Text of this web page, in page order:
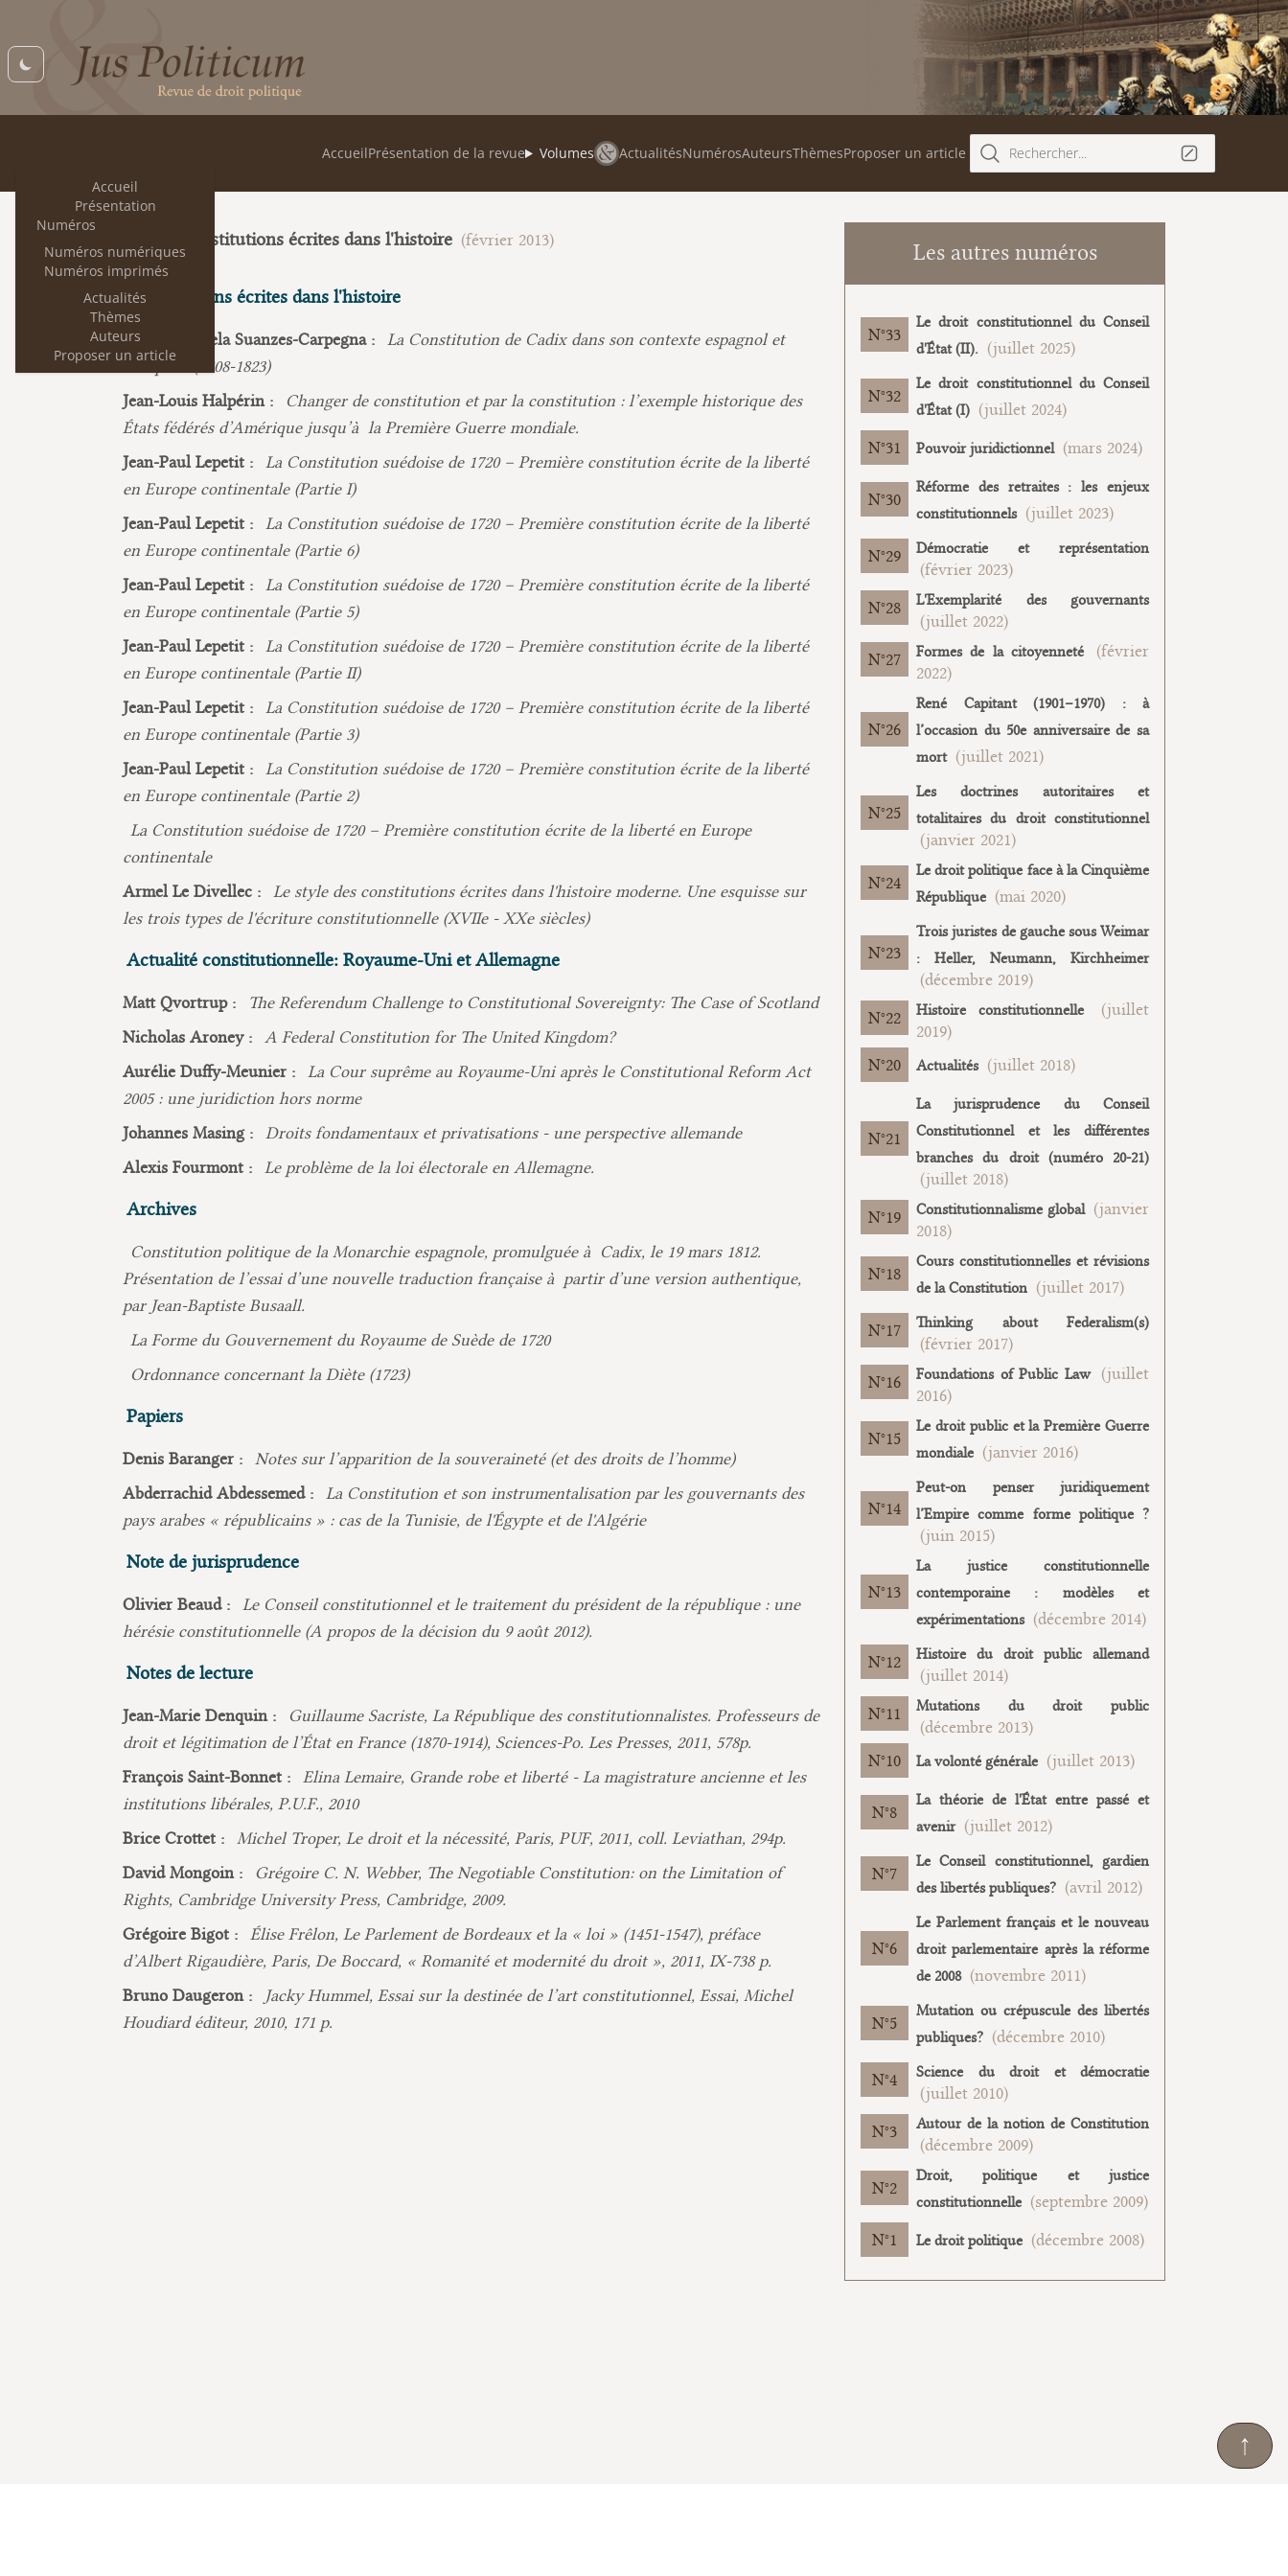
Accueil
Présentation
Numéros
Numéros numériques
Numéros imprimés
Actualités
Thèmes
Auteurs
Proposer un article
AccueilPrésentation de la revue Volumes ActualitésNumérosAuteursThèmesProposer un article Rechercher...
Constitutions écrites dans l'histoire (février 2013)
Constitutions écrites dans l'histoire
Joaquà­n Varela Suanzes-Carpegna :
La Constitution de Cadix dans son contexte espagnol et
européen (1808-1823)
Jean-Louis Halpérin :
Changer de constitution et par la constitution : l’exemple historique des
États fédérés d’Amérique jusqu’à la Première Guerre mondiale.
Jean-Paul Lepetit :
La Constitution suédoise de 1720 – Première constitution écrite de la liberté
en Europe continentale (Partie I)
Jean-Paul Lepetit :
La Constitution suédoise de 1720 – Première constitution écrite de la liberté
en Europe continentale (Partie 6)
Jean-Paul Lepetit :
La Constitution suédoise de 1720 – Première constitution écrite de la liberté
en Europe continentale (Partie 5)
Jean-Paul Lepetit :
La Constitution suédoise de 1720 – Première constitution écrite de la liberté
en Europe continentale (Partie II)
Jean-Paul Lepetit :
La Constitution suédoise de 1720 – Première constitution écrite de la liberté
en Europe continentale (Partie 3)
Jean-Paul Lepetit :
La Constitution suédoise de 1720 – Première constitution écrite de la liberté
en Europe continentale (Partie 2)
La Constitution suédoise de 1720 – Première constitution écrite de la liberté en Europe
continentale
Armel Le Divellec :
Le style des constitutions écrites dans l'histoire moderne. Une esquisse sur
les trois types de l'écriture constitutionnelle (XVIIe - XXe siècles)
Actualité constitutionnelle: Royaume-Uni et Allemagne
Matt Qvortrup :
The Referendum Challenge to Constitutional Sovereignty: The Case of Scotland
Nicholas Aroney :
A Federal Constitution for The United Kingdom?
Aurélie Duffy-Meunier :
La Cour suprême au Royaume-Uni après le Constitutional Reform Act
2005 : une juridiction hors norme
Johannes Masing :
Droits fondamentaux et privatisations - une perspective allemande
Alexis Fourmont :
Le problème de la loi électorale en Allemagne.
Archives
Constitution politique de la Monarchie espagnole, promulguée à Cadix, le 19 mars 1812.
Présentation de l’essai d’une nouvelle traduction française à partir d’une version authentique,
par Jean-Baptiste Busaall.
La Forme du Gouvernement du Royaume de Suède de 1720
Ordonnance concernant la Diète (1723)
Papiers
Denis Baranger :
Notes sur l’apparition de la souveraineté (et des droits de l’homme)
Abderrachid Abdessemed :
La Constitution et son instrumentalisation par les gouvernants des
pays arabes « républicains » : cas de la Tunisie, de l'Égypte et de l'Algérie
Note de jurisprudence
Olivier Beaud :
Le Conseil constitutionnel et le traitement du président de la république : une
hérésie constitutionnelle (A propos de la décision du 9 août 2012).
Notes de lecture
Jean-Marie Denquin :
Guillaume Sacriste, La République des constitutionnalistes. Professeurs de
droit et légitimation de l’État en France (1870-1914), Sciences-Po. Les Presses, 2011, 578p.
François Saint-Bonnet :
Elina Lemaire, Grande robe et liberté - La magistrature ancienne et les
institutions libérales, P.U.F., 2010
Brice Crottet :
Michel Troper, Le droit et la nécessité, Paris, PUF, 2011, coll. Leviathan, 294p.
David Mongoin :
Grégoire C. N. Webber, The Negotiable Constitution: on the Limitation of
Rights, Cambridge University Press, Cambridge, 2009.
Grégoire Bigot :
Élise Frêlon, Le Parlement de Bordeaux et la « loi » (1451-1547), préface
d’Albert Rigaudière, Paris, De Boccard, « Romanité et modernité du droit », 2011, IX-738 p.
Bruno Daugeron :
Jacky Hummel, Essai sur la destinée de l’art constitutionnel, Essai, Michel
Houdiard éditeur, 2010, 171 p.
Les autres numéros
33
Le droit constitutionnel du Conseil
d'État (II).
(juillet 2025)
32
Le droit constitutionnel du Conseil
d'État (I) (juillet 2024)
31
Pouvoir juridictionnel (mars 2024)
30
Réforme des retraites : les enjeux
constitutionnels (juillet 2023)
29 Démocratie et représentation
(février 2023)
28
L'Exemplarité des gouvernants
(juillet 2022)
27
Formes de la citoyenneté
(février
2022)
26
René Capitant (1901–1970) : à
l’occasion du 50e anniversaire de sa
mort (juillet 2021)
25
Les doctrines autoritaires et
totalitaires du droit constitutionnel
(janvier 2021)
24
Le droit politique face à la Cinquième
République (mai 2020)
23
Trois juristes de gauche sous Weimar
: Heller, Neumann, Kirchheimer
(décembre 2019)
22
Histoire constitutionnelle
(juillet
2019)
20
Actualités (juillet 2018)
21
La jurisprudence du Conseil
Constitutionnel et les différentes
branches du droit (numéro 20-21)
(juillet 2018)
19
Constitutionnalisme global (janvier
2018)
18
Cours constitutionnelles et révisions
de la Constitution (juillet 2017)
17 Thinking about Federalism(s)
(février 2017)
16
Foundations of Public Law
(juillet
2016)
15
Le droit public et la Première Guerre
mondiale (janvier 2016)
14
Peut-on penser juridiquement
l’Empire comme forme politique ?
(juin 2015)
13
La justice constitutionnelle
contemporaine : modèles et
expérimentations (décembre 2014)
12 Histoire du droit public allemand
(juillet 2014)
11
Mutations du droit public
(décembre 2013)
10
La volonté générale (juillet 2013)
8
La théorie de l'État entre passé et
avenir (juillet 2012)
7
Le Conseil constitutionnel, gardien
des libertés publiques? (avril 2012)
6
Le Parlement français et le nouveau
droit parlementaire après la réforme
de 2008 (novembre 2011)
5
Mutation ou crépuscule des libertés
publiques? (décembre 2010)
4 Science du droit et démocratie
(juillet 2010)
3
Autour de la notion de Constitution
(décembre 2009)
2
Droit, politique et justice
constitutionnelle (septembre 2009)
1
Le droit politique (décembre 2008)
↑